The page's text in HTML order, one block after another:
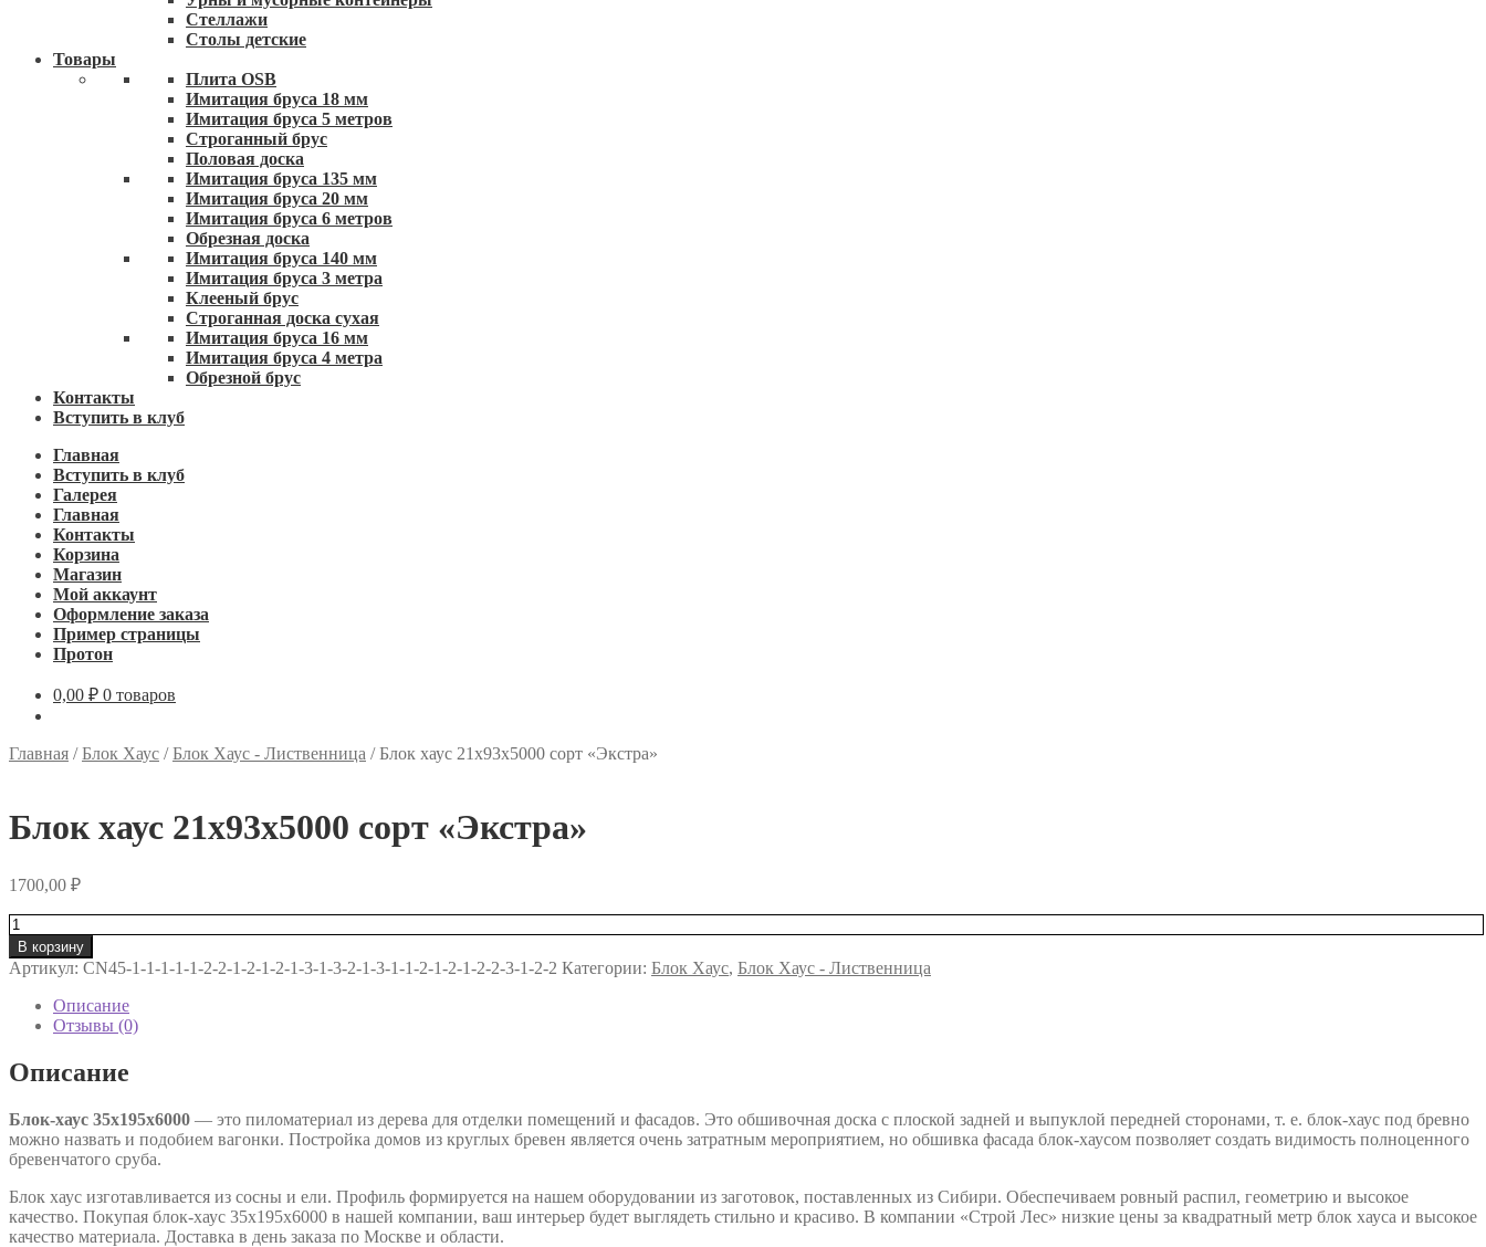
Стеллажи
Столы детские
Товары
Плита OSB
Имитация бруса 18 мм
Имитация бруса 5 метров
Строганный брус
Половая доска
Имитация бруса 135 мм
Имитация бруса 20 мм
Имитация бруса 6 метров
Обрезная доска
Имитация бруса 140 мм
Имитация бруса 3 метра
Клееный брус
Строганная доска сухая
Имитация бруса 16 мм
Имитация бруса 4 метра
Обрезной брус
Контакты
Вступить в клуб
Главная
Вступить в клуб
Галерея
Главная
Контакты
Корзина
Магазин
Мой аккаунт
Оформление заказа
Пример страницы
Протон
0,00 ₽ 0 товаров
Главная /Блок Хаус /Блок Хаус - Лиственница /Блок хаус 21х93х5000 сорт «Экстра»
Блок хаус 21х93х5000 сорт «Экстра»
1700,00 ₽
Количество
товара
Блок
хаус
21х93х5000
сорт
В корзину
Артикул: CN45-1-1-1-1-1-2-2-1-2-1-2-1-3-1-3-2-1-3-1-1-2-1-2-1-2-2-3-1-2-2 Категории: Блок Хаус, Блок Хаус - Лиственница
Описание
Отзывы (0)
Описание
Блок-хаус 35х195х6000 — это пиломатериал из дерева для отделки помещений и фасадов. Это обшивочная доска с плоской задней и выпуклой передней сторонами, т. е. блок-хаус под бревно
можно назвать и подобием вагонки. Постройка домов из круглых бревен является очень затратным мероприятием, но обшивка фасада блок-хаусом позволяет создать видимость полноценного
бревенчатого сруба.
Блок хаус изготавливается из сосны и ели. Профиль формируется на нашем оборудовании из заготовок, поставленных из Сибири. Обеспечиваем ровный распил, геометрию и высокое
качество. Покупая блок-хаус 35х195х6000 в нашей компании, ваш интерьер будет выглядеть стильно и красиво. В компании «Строй Лес» низкие цены за квадратный метр блок хауса и высокое
качество материала. Доставка в день заказа по Москве и области.